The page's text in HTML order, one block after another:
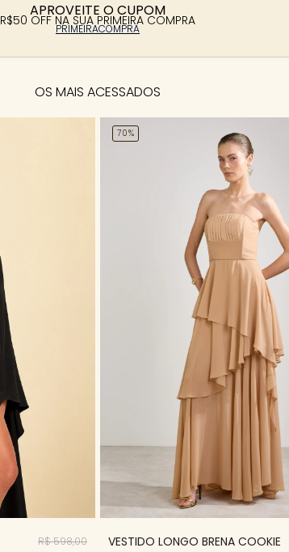
APROVEITE O CUPOM
R$50 OFF NA SUA PRIMEIRA COMPRA
PRIMEIRACOMPRA
OS MAIS ACESSADOS
R$ 598,00
70%
VESTIDO LONGO BRENA COOKIE